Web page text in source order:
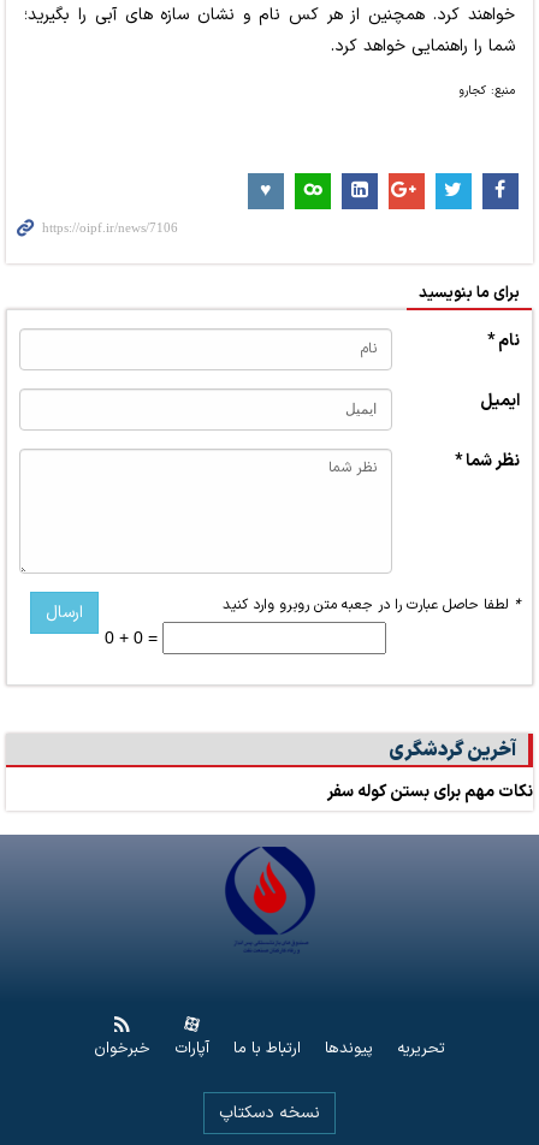
خواهند کرد. همچنین از هر کس نام و نشان سازه های آبی را بگیرید؛
شما را راهنمایی خواهد کرد.
منبع: کجارو
برای ما بنویسید
نام *
ایمیل
نظر شما *
* لطفا حاصل عبارت را در جعبه متن روبرو وارد کنید
0 + 0 =
آخرین گردشگری
نکات مهم برای بستن کوله سفر
تحریریه پیوندها ارتباط با ما آپارات خبرخوان
نسخه دسکتاپ